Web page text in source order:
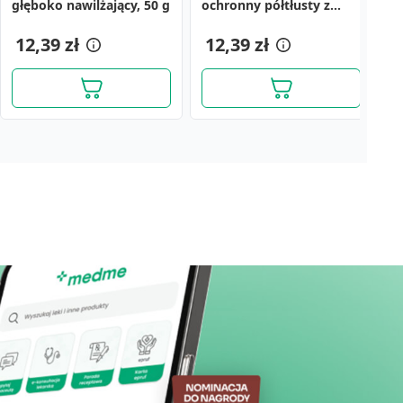
głęboko nawilżający, 50 g
12,39 zł
ochronny półtłusty z
12,39 zł